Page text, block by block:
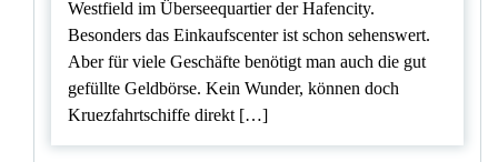
Westfield im Überseequartier der Hafencity.
Besonders das Einkaufscenter ist schon sehenswert.
Aber für viele Geschäfte benötigt man auch die gut
gefüllte Geldbörse. Kein Wunder, können doch
Kruezfahrtschiffe direkt […]